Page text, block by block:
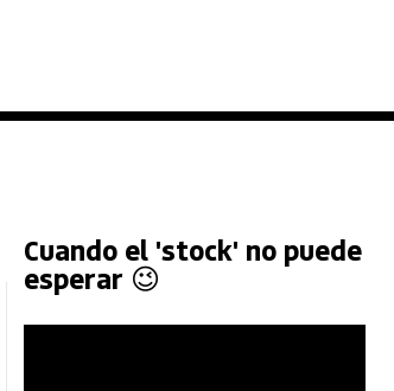
Cuando el 'stock' no puede
esperar 😉